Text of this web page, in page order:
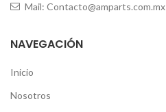
Mail: Contacto@amparts.com.mx
NAVEGACIÓN
Inicio
Nosotros